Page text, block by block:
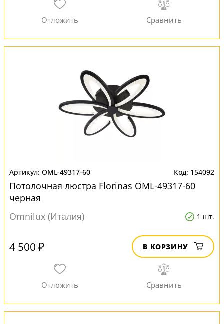
OML-49317-60 154092
Потолочная люстра Florinas OML-49317-60
черная
Omnilux (Италия)
1 шт.
4 500 ₽ В КОРЗИНУ